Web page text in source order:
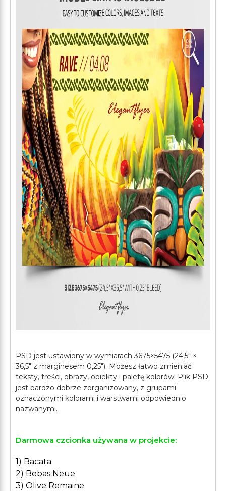
PSD jest ustawiony w wymiarach 3675×5475 (24,5″ ×
36,5″ z marginesem 0,25″). Możesz łatwo zmieniać
teksty, treści, obrazy, obiekty i paletę kolorów. Plik PSD
jest bardzo dobrze zorganizowany, z grupami
oznaczonymi kolorami i warstwami odpowiednio
Darmowa czcionka używana w projekcie:
1) Bacata
2) Bebas Neue
3) Olive Remaine